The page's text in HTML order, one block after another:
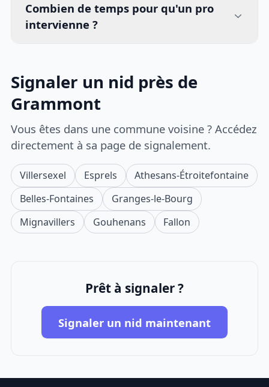
Combien de temps pour qu'un pro
intervienne ?
Signaler un nid près de
Grammont
Vous êtes dans une commune voisine ? Accédez
directement à sa page de signalement.
Villersexel Esprels
Athesans-Étroitefontaine
Belles-Fontaines
Granges-le-Bourg
Mignavillers
Gouhenans Fallon
Prêt à signaler ?
Signaler un nid maintenant